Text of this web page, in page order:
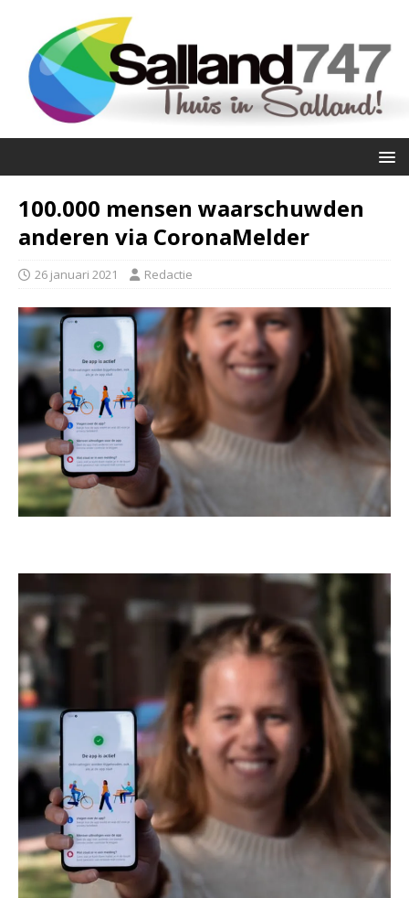
100.000 mensen waarschuwden
anderen via CoronaMelder
26 januari 2021 Redactie